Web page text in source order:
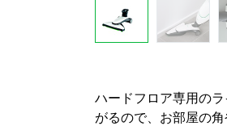
ハードフロア専用の
がるので、お部屋の